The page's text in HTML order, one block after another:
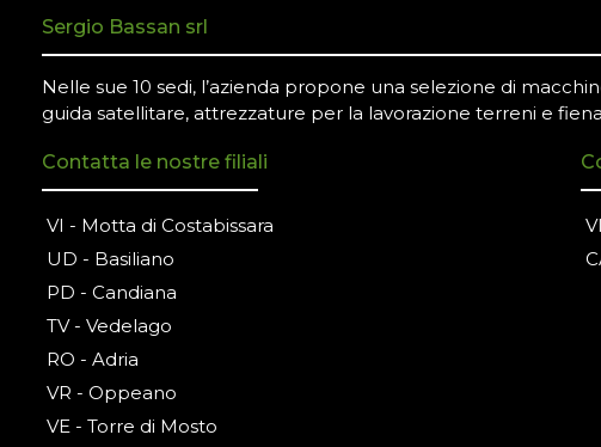
Sergio Bassan srl
Nelle sue 10 sedi, l’azienda propone una selezione di
guida satellitare, attrezzature per la lavorazione terreni e
Contatta le nostre filiali
VI - Motta di Costabissara
UD - Basiliano
PD - Candiana
TV - Vedelago
RO - Adria
VR - Oppeano
VE - Torre di Mosto